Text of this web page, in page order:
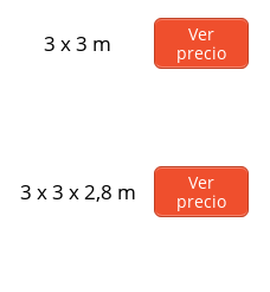
3 x 3 m
Ver
precio
3 x 3 x 2,8 m
Ver
precio